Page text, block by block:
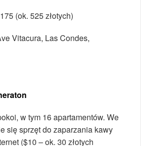
(ok. 525 złotych)
Vitacura, Las Condes,
w tym 16 apartamentów. We
się sprzęt do zaparzania kawy
($10 – ok. 30 złotych